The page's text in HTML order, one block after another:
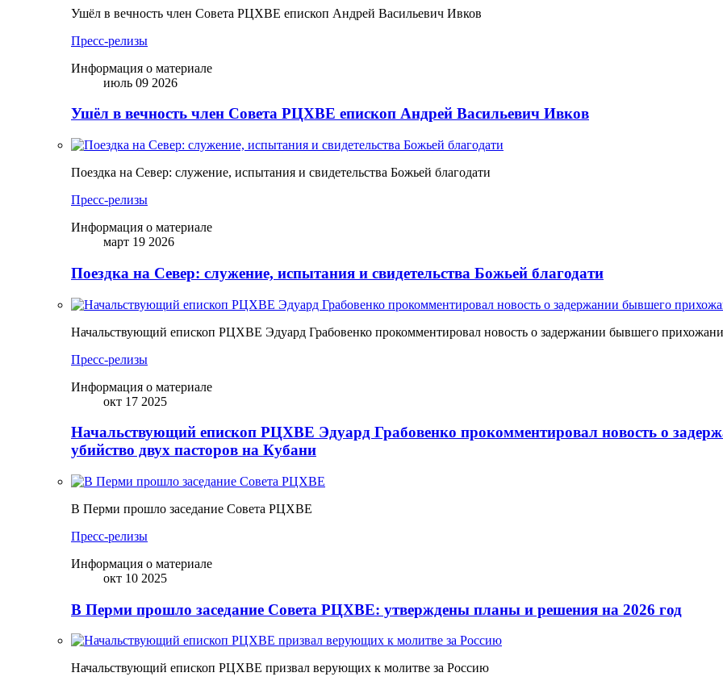
Ушёл в вечность член Совета РЦХВЕ епископ Андрей Васильевич Ивков
Пресс-релизы
Информация о материале
июль 09 2026
Ушёл в вечность член Совета РЦХВЕ епископ Андрей Васильевич Ивков
Поездка на Север: служение, испытания и свидетельства Божьей благодати
Пресс-релизы
Информация о материале
март 19 2026
Поездка на Север: служение, испытания и свидетельства Божьей благодати
Начальствующий епископ РЦХВЕ Эдуард Грабовенко прокомментировал новость о задержании бывшего
Пресс-релизы
Информация о материале
окт 17 2025
Начальствующий епископ РЦХВЕ Эдуард Грабовенко прокомментировал новость о
убийство двух пасторов на Кубани
В Перми прошло заседание Совета РЦХВЕ
Пресс-релизы
Информация о материале
окт 10 2025
В Перми прошло заседание Совета РЦХВЕ: утверждены планы и решения на 2026 год
Начальствующий епископ РЦХВЕ призвал верующих к молитве за Россию